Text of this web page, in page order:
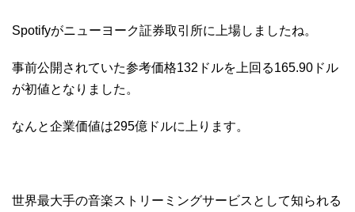
Spotifyがニューヨーク証券取引所に上場しましたね。
事前公開されていた参考価格132 ドルを上回る165.90ドル
が初値となりました。
なんと企業価値は295億ドルに上ります。
世界最大手の音楽ストリーミングサービスとして知られる